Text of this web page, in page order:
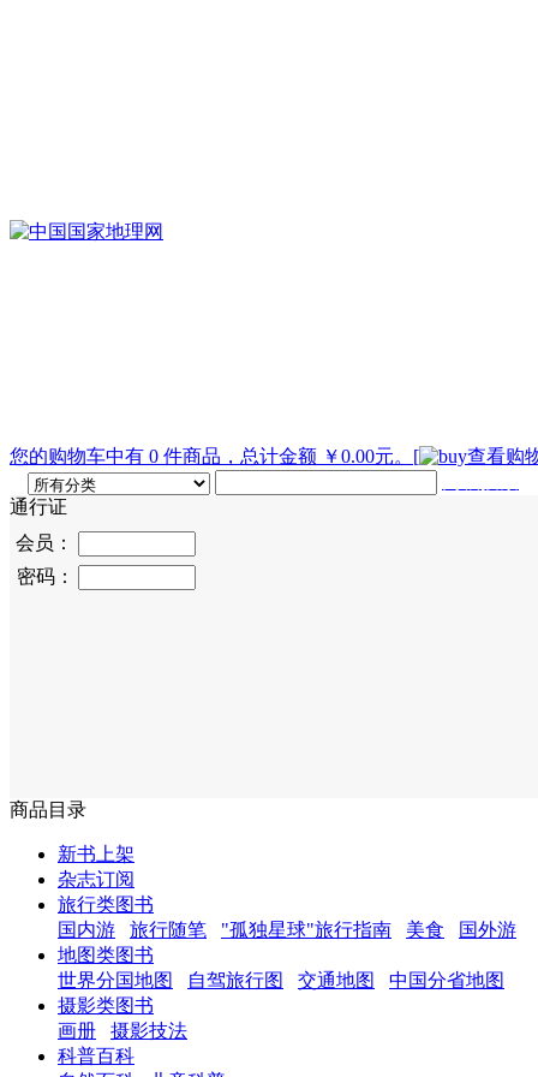
您的购物车中有 0 件商品，总计金额 ￥0.00元。 [
查看购
通行证
会员：
密码：
商品目录
新书上架
杂志订阅
旅行类图书
国内游
旅行随笔 "孤独星球"旅行指南 美食
国外游
地图类图书
世界分国地图
自驾旅行图 交通地图
中国分省地图
摄影类图书
画册
摄影技法
科普百科